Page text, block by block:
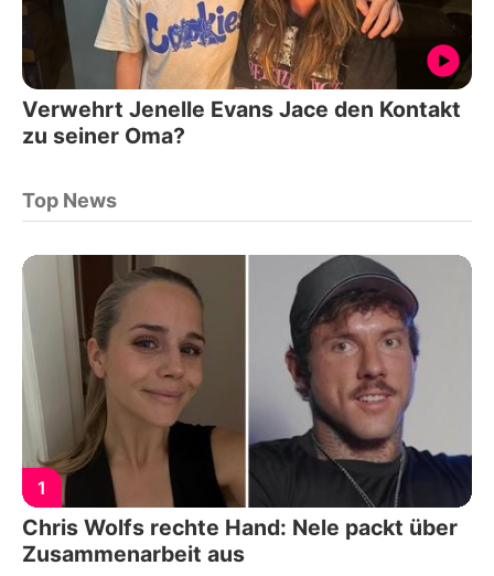
Verwehrt Jenelle Evans Jace den Kontakt
zu seiner Oma?
Top News
1
Chris Wolfs rechte Hand: Nele packt über
Zusammenarbeit aus